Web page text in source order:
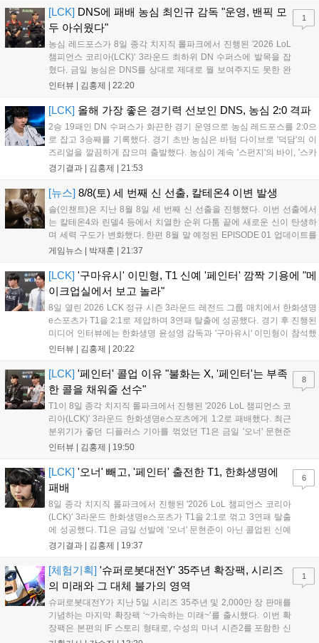
[LCK] DNS에 패배 농심 최인규 감독 "운영, 밴픽 모
두 아쉬웠다"
농심 레드포스가 8일 종각 치지직 롤파크에서 진행된 '2026 LoL
챔피언스 코리아(LCK)' 3라운드 최하위 DN 수퍼스에 발목을 잡
혔다. 금일 농심은 DNS를 상대로 제대로 뭘 보여주지도 못한 완
패를 당하고 말았다. 이하 농심 레드포스 최인규 감독과 '리헨즈'
인규 감독 : 모든 경...
인터뷰 | 김홍제 | 22:20
1
[LCK] 올해 가장 좋은 경기력 선보인 DNS, 농심 2:0 격파
2승 19패인 DN 수퍼스가 화끈한 경기 운영으로 농심 레드포스를 2:0으
로 잡고 3승째를 기록했다. 경기 초반 농심은 바텀 다이브로 '덕담'의 이
즈리얼을 깔끔하게 잡으며 출발했다. 농심이 계속 '스펀지'의 바이, '스카
웃'의 신드라가 맹활약하며 초반부터 잡은 주도권을 계속 잘 굴렸다.
었...
경기결과 | 김홍제 | 21:53
[뉴스] 8/8(토) 세 번째 신 선출, 칼테온4 이변 발생
솔(인챈트)은 지난 8월 8일 세 번째 신 선출을 진행했다. 이번 선출에서
는 칼테온4와 린델4 등에서 치열한 순위 다툼 끝에 새로운 신이 탄생하
며 세력 구도가 변화했다. 한편 8월 말 예정된 EPISODE 01 업데이트를
통해 월드 콘텐츠가 추가될 예정이며, 이를 통해 추후 주신 및 절대신에
더욱 가속화될 전망이다....
게임뉴스 | 박재훈 | 21:37
[LCK] '구마유시' 이민형, T1 신예 '페인터' 깜짝 기용에 "메
이크업실에서 보고 놀라"
8일 열린 2026 LCK 정규 시즌 3라운드 레전드 그룹 매치에서 한화생명
e스포츠가 T1을 2:1로 제압하며 3연패 탈출에 성공했다. 경기 후 진행된
미디어 인터뷰에는 한화생명 윤성영 감독과 '구마유시' 이민형이 참석했
다. 먼저 승리 소감에 대해 윤성영 감독은 "오랜만에 승리해 기분이 좋고,
인터뷰 | 김홍제 | 20:22
[LCK] '페인터' 콜업 이유 "불화는 X, '페인터'는 부족
한 콜을 채워줄 선수"
T1이 8일 종각 치지직 롤파크에서 진행된 '2026 LoL 챔피언스 코
리아(LCK)' 3라운드 한화생명e스포츠에게 1:2로 패배했다. 최근
분위기가 좋던 디플러스 기아를 꺾었던 T1은 금일 '오너' 문현준
을 빼고 신예 '페인터' 김은후를 투입시키는 강수를 뒀으나 결국
즈' 김수환의 인터뷰 내...
인터뷰 | 김홍제 | 19:50
8
[LCK] '오너' 빼고, '페인터' 출전한 T1, 한화생명에
패배
8일 종각 치지직 롤파크에서 진행된 '2026 LoL 챔피언스 코리아
(LCK)' 3라운드 한화생명e스포츠가 T1을 2:1로 꺾고 3연패 탈출
에 성공했다. T1은 금일 선발에 '오너' 문현준이 아닌 콜업된 신예
'페인터' 김은후를 투입했지만, 결국 1:2로 패배하고 말았다. T1은
을 빼냈다....
경기결과 | 김홍제 | 19:37
6
[체험기획] '슈퍼로봇대전Y' 35주년 확장팩, 시리즈
의 미래와 그 대체 불가의 영역
슈퍼로봇대전Y가 지난 5일 시리즈 35주년 및 2,000만 장 판매를
기념하는 마지막 확장팩 ‘~가속하는 미래~’를 출시했다. 이번 확
장팩은 본편의 IF 스토리 형태로, 수성의 마녀 시즌2를 포함한 신
규 참전작과 크로스오버 합체기를 선보이며 작품을 완결 짓는다.
1